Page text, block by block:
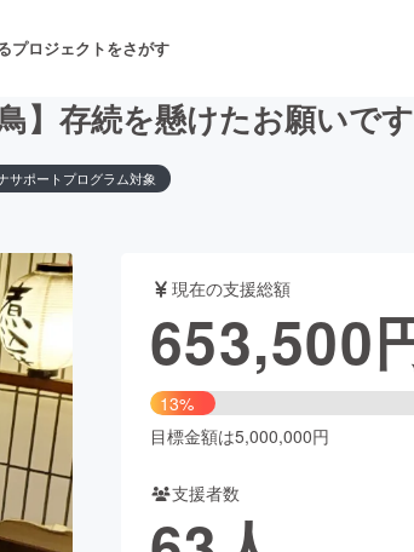
プロジェクトをさがす
舞台・パフォーマンス
フード・飲食店 ファッ
アニメ・漫画
ビューティー・ヘルスケア
】存続を懸けたお願いです
サポートプログラム対象
現在の支援総額
653,500
13%
目標金額は5,000,000円
支援者数